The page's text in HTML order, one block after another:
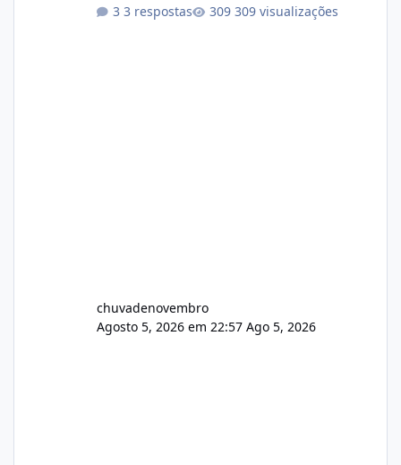
3 respostas 309 visualizações
chuvadenovembro
Agosto 5, 2026 em 22:57 Ago 5, 2026